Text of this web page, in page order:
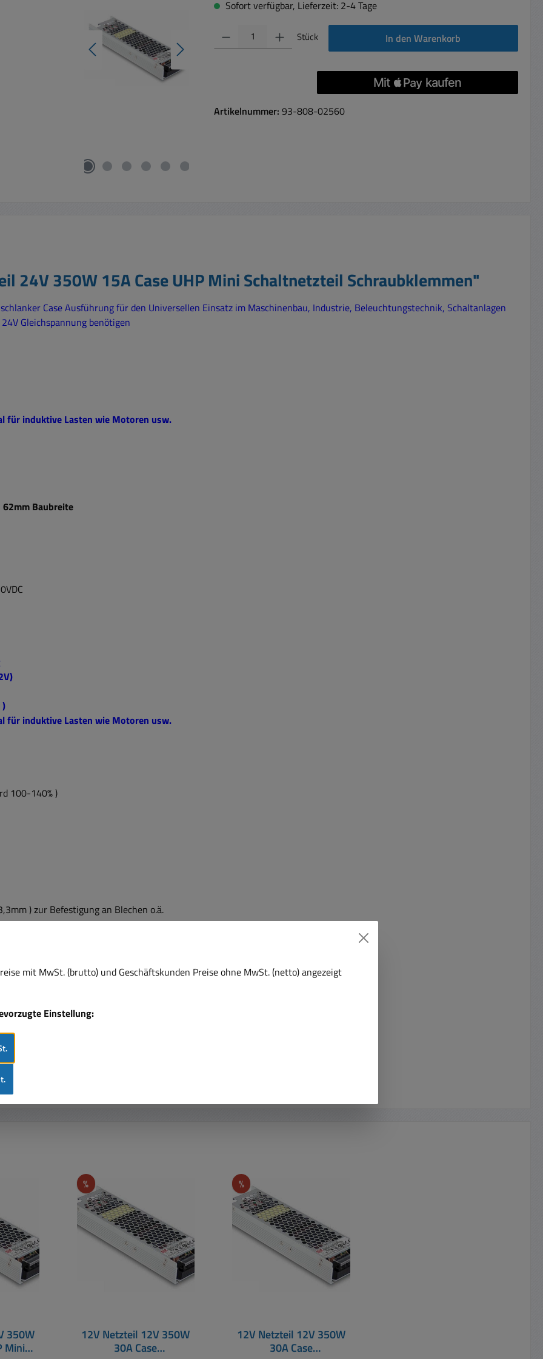
Sofort verfügbar, Lieferzeit: 2-4 Tage
Produkt Anzahl: Gib den gewünschten Wert ein oder benutze die Schaltflächen um die
Stück In den Warenkorb
Artikelnummer: 93-808-02560
24V 350W 15A Case UHP Mini Schaltnetzteil Schraubklemmen"
Case Ausführung für den Universellen Einsatz im Maschinenbau, Industrie, Beleuchtungstechnik, Schaltanlagen
Gleichspannung benötigen
für induktive Lasten wie Motoren usw.
Baubreite
für induktive Lasten wie Motoren usw.
100-140% )
) zur Befestigung an Blechen o.ä.
erhältlich :
Funktion
Funktion
Mini
%Rabatt
12V Netzteil 12V 350W
30A Case
%Rabatt
12V Netzteil 12V 350W
30A Case
mit MwSt. (brutto) und Geschäftskunden Preise ohne MwSt. (netto) angezeigt
Einstellung: